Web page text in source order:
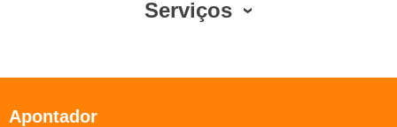
Serviços
Apontador